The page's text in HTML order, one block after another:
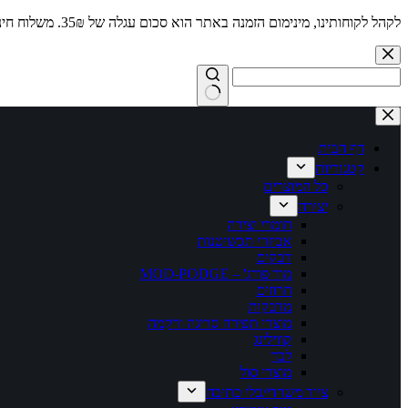
לקהל לקוחותינו, מינימום הזמנה באתר הוא סכום עגלה של 35₪. משלוח חינם מעל 250₪
Skip
to
content
No
results
דף הבית
קטגוריות
כל המוצרים
יצירה
חומרי יצירה
אביזרי תכשיטנות
דבקים
מוד פודג' – MOD-PODGE
חרוזים
מדבקות
מוצרי תפירה סריגה ורקמה
קווילינג
לבד
מוצרי סול
ציוד משרדי/כלי כתיבה